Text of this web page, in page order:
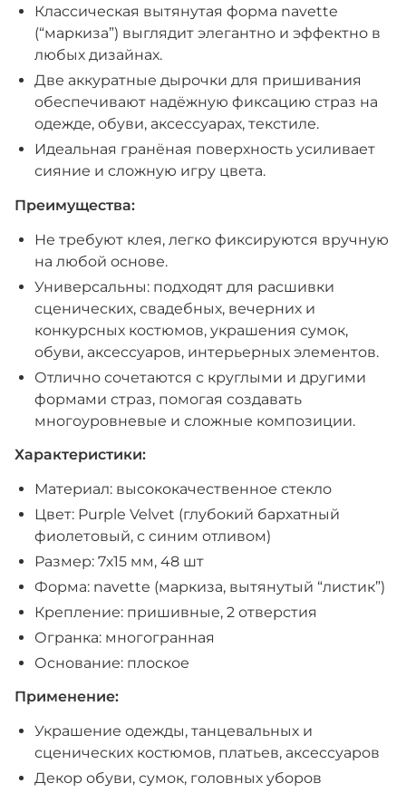
Классическая вытянутая форма navette
(“маркиза”) выглядит элегантно и эффектно в
любых дизайнах.
Две аккуратные дырочки для пришивания
обеспечивают надёжную фиксацию страз на
одежде, обуви, аксессуарах, текстиле.
Идеальная гранёная поверхность усиливает
сияние и сложную игру цвета.
Преимущества:
Не требуют клея, легко фиксируются вручную
на любой основе.
Универсальны: подходят для расшивки
сценических, свадебных, вечерних и
конкурсных костюмов, украшения сумок,
обуви, аксессуаров, интерьерных элементов.
Отлично сочетаются с круглыми и другими
формами страз, помогая создавать
многоуровневые и сложные композиции.
Характеристики:
Материал: высококачественное стекло
Цвет: Purple Velvet (глубокий бархатный
фиолетовый, с синим отливом)
Размер: 7х15 мм, 48 шт
Форма: navette (маркиза, вытянутый “листик”)
Крепление: пришивные, 2 отверстия
Огранка: многогранная
Основание: плоское
Применение:
Украшение одежды, танцевальных и
сценических костюмов, платьев, аксессуаров
Декор обуви, сумок, головных уборов